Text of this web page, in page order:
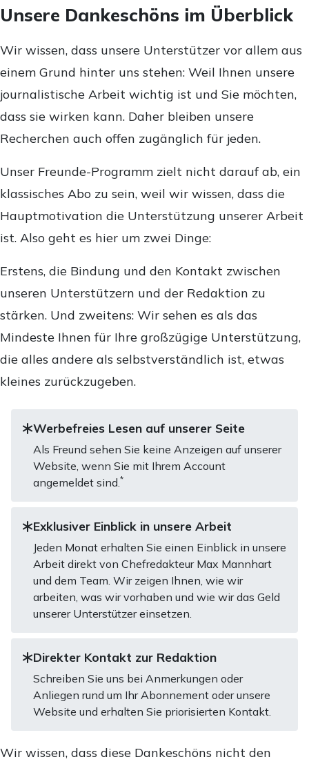
Unsere Dankeschöns im Überblick
Wir wissen, dass unsere Unterstützer vor allem aus
einem Grund hinter uns stehen: Weil Ihnen unsere
journalistische Arbeit wichtig ist und Sie möchten,
dass sie wirken kann. Daher bleiben unsere
Recherchen auch offen zugänglich für jeden.
Unser Freunde-Programm zielt nicht darauf ab, ein
klassisches Abo zu sein, weil wir wissen, dass die
Hauptmotivation die Unterstützung unserer Arbeit
ist. Also geht es hier um zwei Dinge:
Erstens, die Bindung und den Kontakt zwischen
unseren Unterstützern und der Redaktion zu
stärken. Und zweitens: Wir sehen es als das
Mindeste Ihnen für Ihre großzügige Unterstützung,
die alles andere als selbstverständlich ist, etwas
kleines zurückzugeben.
Werbefreies Lesen auf unserer Seite
Als Freund sehen Sie keine Anzeigen auf unserer
Website, wenn Sie mit Ihrem Account
angemeldet sind.*
Exklusiver Einblick in unsere Arbeit
Jeden Monat erhalten Sie einen Einblick in unsere
Arbeit direkt von Chefredakteur Max Mannhart
und dem Team. Wir zeigen Ihnen, wie wir
arbeiten, was wir vorhaben und wie wir das Geld
unserer Unterstützer einsetzen.
Direkter Kontakt zur Redaktion
Schreiben Sie uns bei Anmerkungen oder
Anliegen rund um Ihr Abonnement oder unsere
Website und erhalten Sie priorisierten Kontakt.
Wir wissen, dass diese Dankeschöns nicht den